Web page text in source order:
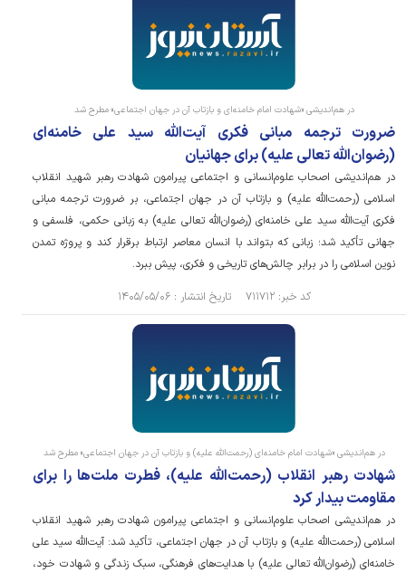
در هم‌اندیشی «شهادت امام خامنه‌ای و بازتاب آن در جهان اجتماعی» مطرح شد
ضرورت ترجمه مبانی فکری آیت‌الله سید علی خامنه‌ای
(رضوان‌الله تعالی علیه) برای جهانیان
در هم‌اندیشی اصحاب علوم‌انسانی و اجتماعی پیرامون شهادت رهبر شهید انقلاب
اسلامی (رحمت‌الله علیه) و بازتاب آن در جهان اجتماعی، بر ضرورت ترجمه مبانی
فکری آیت‌الله سید علی خامنه‌ای (رضوان‌الله تعالی علیه) به زبانی حکمی، فلسفی و
جهانی تأکید شد؛ زبانی که بتواند با انسان معاصر ارتباط برقرار کند و پروژه تمدن
نوین اسلامی را در برابر چالش‌های تاریخی و فکری، پیش ببرد.
کد خبر: ۷۱۱۷۱۲ تاریخ انتشار : ۱۴۰۵/۰۵/۰۶
در هم‌اندیشی «شهادت امام خامنه‌ای (رحمت‌الله علیه) و بازتاب آن در جهان اجتماعی» مطرح شد
شهادت رهبر انقلاب (رحمت‌الله علیه)، فطرت ملت‌ها را برای
مقاومت بیدار کرد
در هم‌اندیشی اصحاب علوم‌انسانی و اجتماعی پیرامون شهادت رهبر شهید انقلاب
اسلامی (رحمت‌الله علیه) و بازتاب آن در جهان اجتماعی، تأکید شد: آیت‌الله سید علی
خامنه‌ای (رضوان‌الله تعالی علیه) با هدایت‌های فرهنگی، سبک زندگی و شهادت خود،